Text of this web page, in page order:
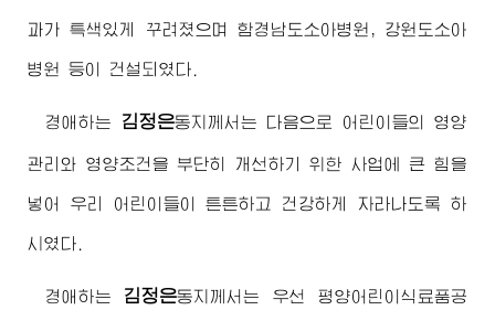
과가 특색있게 꾸려졌으며 함경남도소아병원, 강원도소아
병원 등이 건설되였다.
경애하는 김정은동지 께서는 다음으로 어린이들의 영양
관리와 영양조건을 부단히 개선하기 위한 사업에 큰 힘을
넣어 우리 어린이들이 튼튼하고 건강하게 자라나도록 하
시였다.
경애하는 김정은동지 께서는 우선 평양어린이식료품공